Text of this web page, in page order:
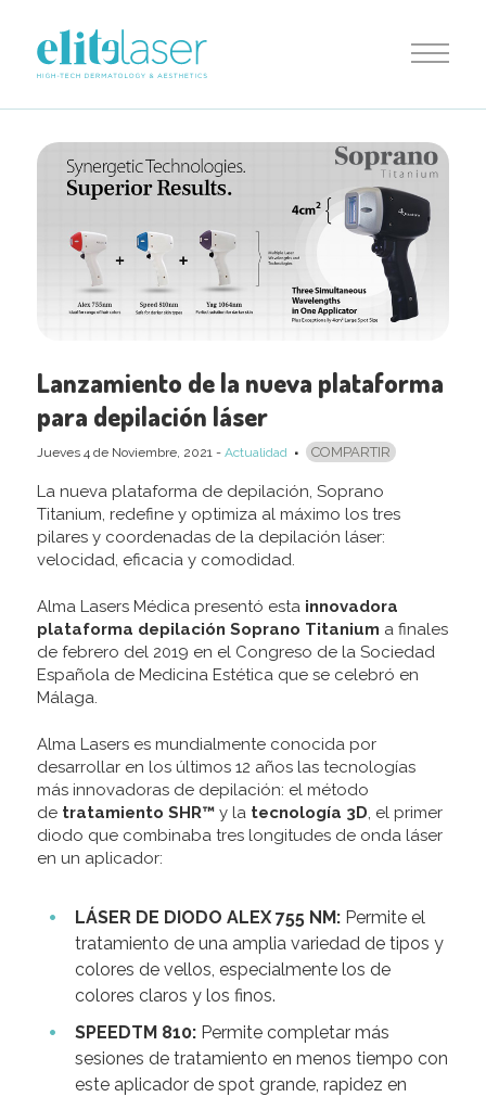
Lanzamiento de la nueva plataforma
para depilación láser
Jueves 4 deNoviembre, 2021- Actualidad COMPARTIR
La nueva plataforma de depilación, Soprano
Titanium, redefine y optimiza al máximo los tres
pilares y coordenadas de la depilación láser:
velocidad, eficacia y comodidad.
Alma Lasers Médica presentó esta innovadora
plataforma depilación Soprano Titanium a finales
de febrero del 2019 en el Congreso de la Sociedad
Española de Medicina Estética que se celebró en
Málaga.
Alma Lasers es mundialmente conocida por
desarrollar en los últimos 12 años las tecnologías
más innovadoras de depilación: el método
de tratamiento SHR™y la tecnología 3D, el primer
diodo que combinaba tres longitudes de onda láser
en un aplicador:
LÁSER DE DIODO ALEX 755 NM:Permite el
tratamiento de una amplia variedad de tipos y
colores de vellos, especialmente los de
colores claros y los finos.
SPEEDTM 810:Permite completar más
sesiones de tratamiento en menos tiempo con
este aplicador de spot grande, rapidez en